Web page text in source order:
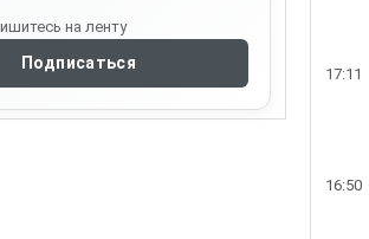
на ленту
Подписаться
17:11
16:50